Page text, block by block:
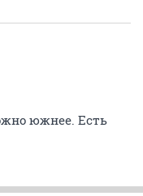
южнее. Есть